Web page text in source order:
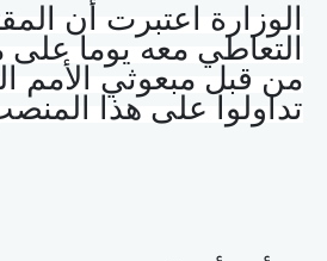
الوزارة اعتبرت أن
التعاطي معه يوما
من قبل مبعوثي الأمم
تداولوا على هذا